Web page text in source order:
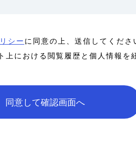
シー に同意の上、送信してくださ
における閲覧履歴と個人情報を